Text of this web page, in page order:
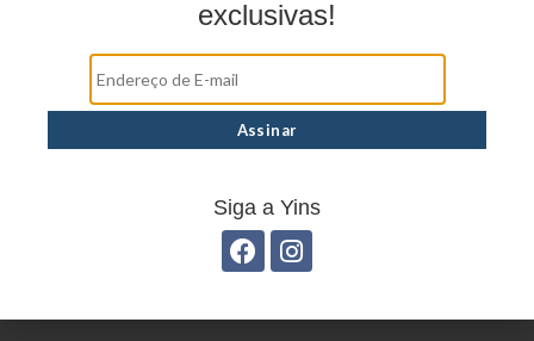
Estojo Juvenil YS27105 Estojo Juvenil YS27106
exclusivas!
Siga a Yins